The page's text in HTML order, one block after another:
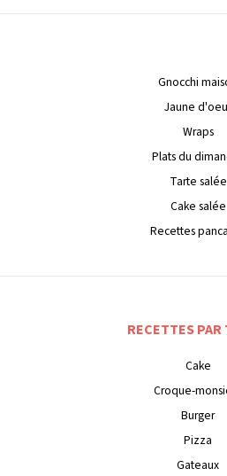
Gnocchi
Jaune
Wraps
Plats du
Tarte salée
Cake salée
Recettes
RECETTES PAR
Cake
Croque-
Burger
Pizza
Gateaux